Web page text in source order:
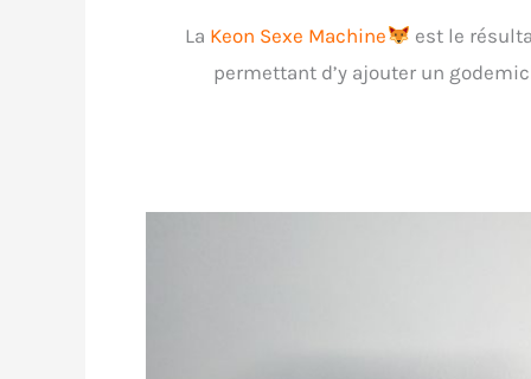
La Keon Sexe Machine
est le
permettant d’y ajouter un